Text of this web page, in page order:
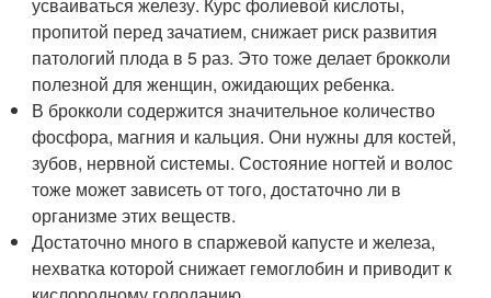
пропитой перед зачатием, снижает риск развития
патологий плода в 5 раз. Это тоже делает брокколи
полезной для женщин, ожидающих ребенка.
В брокколи содержится значительное количество
фосфора, магния и кальция. Они нужны для костей,
зубов, нервной системы. Состояние ногтей и волос
тоже может зависеть от того, достаточно ли в
организме этих веществ.
Достаточно много в спаржевой капусте и железа,
нехватка которой снижает гемоглобин и приводит к